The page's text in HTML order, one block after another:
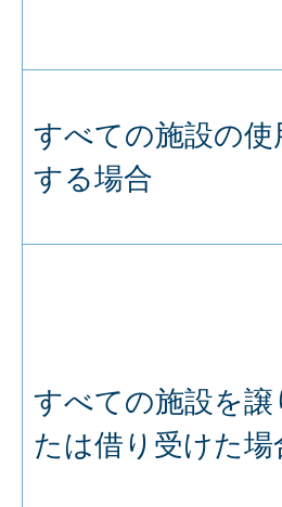
すべての施設の使
する場合
すべての施設を譲
たは借り受けた場